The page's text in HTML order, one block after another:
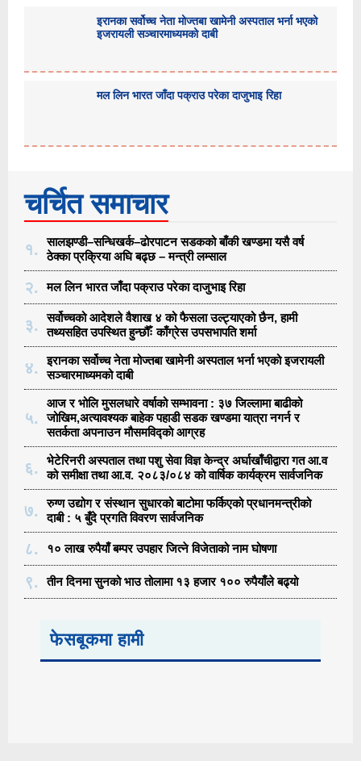
इरानका सर्वोच्च नेता मोज्तबा खामेनी अस्पताल भर्ना भएको
इजरायली सञ्चारमाध्यमको दाबी
मल लिन भारत जाँदा पक्राउ परेका दाजुभाइ रिहा
चर्चित समाचार
१.
सालझण्डी–सन्धिखर्क–ढोरपाटन सडकको बाँकी खण्डमा यसै वर्ष
ठेक्का प्रक्रिया अघि बढ्छ – मन्त्री लम्साल
२. मल लिन भारत जाँदा पक्राउ परेका दाजुभाइ रिहा
३.
सर्वोच्चको आदेशले वैशाख ४ को फैसला उल्ट्याएको छैन, हामी
तथ्यसहित उपस्थित हुन्छौँः काँग्रेस उपसभापति शर्मा
४.
इरानका सर्वोच्च नेता मोज्तबा खामेनी अस्पताल भर्ना भएको इजरायली
सञ्चारमाध्यमको दाबी
५.
आज र भोलि मुसलधारे वर्षाको सम्भावना : ३७ जिल्लामा बाढीको
जोखिम,अत्यावश्यक बाहेक पहाडी सडक खण्डमा यात्रा नगर्न र
सतर्कता अपनाउन मौसमविद्काे आग्रह
६.
भेटेरिनरी अस्पताल तथा पशु सेवा विज्ञ केन्द्र अर्घाखाँचीद्वारा गत आ.व
को समीक्षा तथा आ.व. २०८३/०८४ को वार्षिक कार्यक्रम सार्वजनिक
७.
रुग्ण उद्योग र संस्थान सुधारको बाटोमा फर्किएको प्रधानमन्त्रीको
दाबी : ५ बुँदे प्रगति विवरण सार्वजनिक
८. १० लाख रुपैयाँ बम्पर उपहार जित्ने विजेताको नाम घोषणा
९. तीन दिनमा सुनको भाउ तोलामा १३ हजार १०० रुपैयाँले बढ्यो
फेसबूकमा हामी